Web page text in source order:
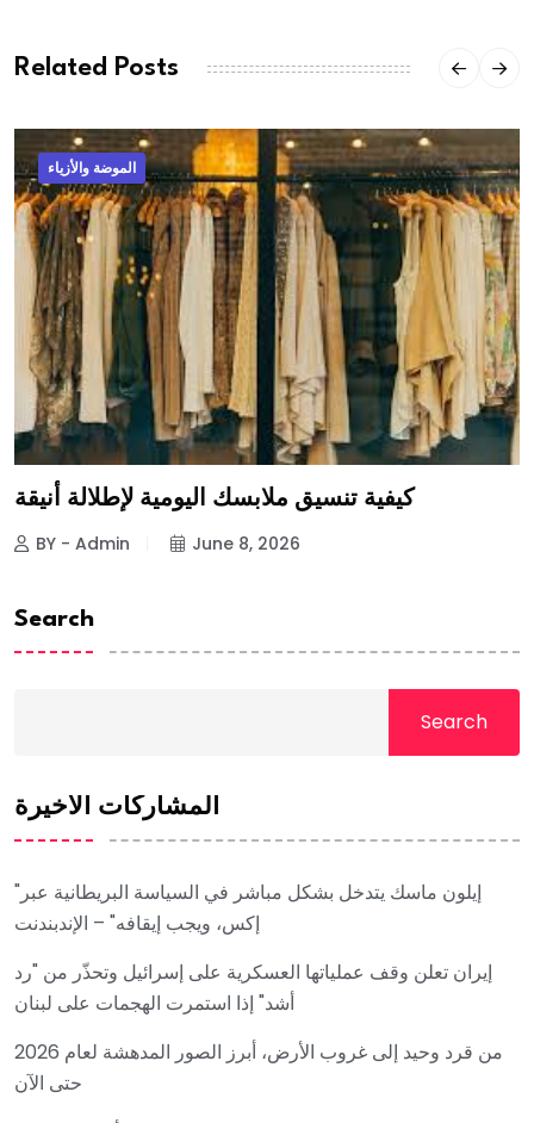
Related Posts
الموضة والأزياء
كيفية تنسيق ملابسك اليومية لإطلالة أنيقة
BY - Admin June 8, 2026
Search
Search
المشاركات الأخيرة
"إيلون ماسك يتدخل بشكل مباشر في السياسة البريطانية عبر
إكس، ويجب إيقافه" – الإندبندنت
إيران تعلن وقف عملياتها العسكرية على إسرائيل وتحذّر من "رد
أشد" إذا استمرت الهجمات على لبنان
من قرد وحيد إلى غروب الأرض، أبرز الصور المدهشة لعام 2026
حتى الآن